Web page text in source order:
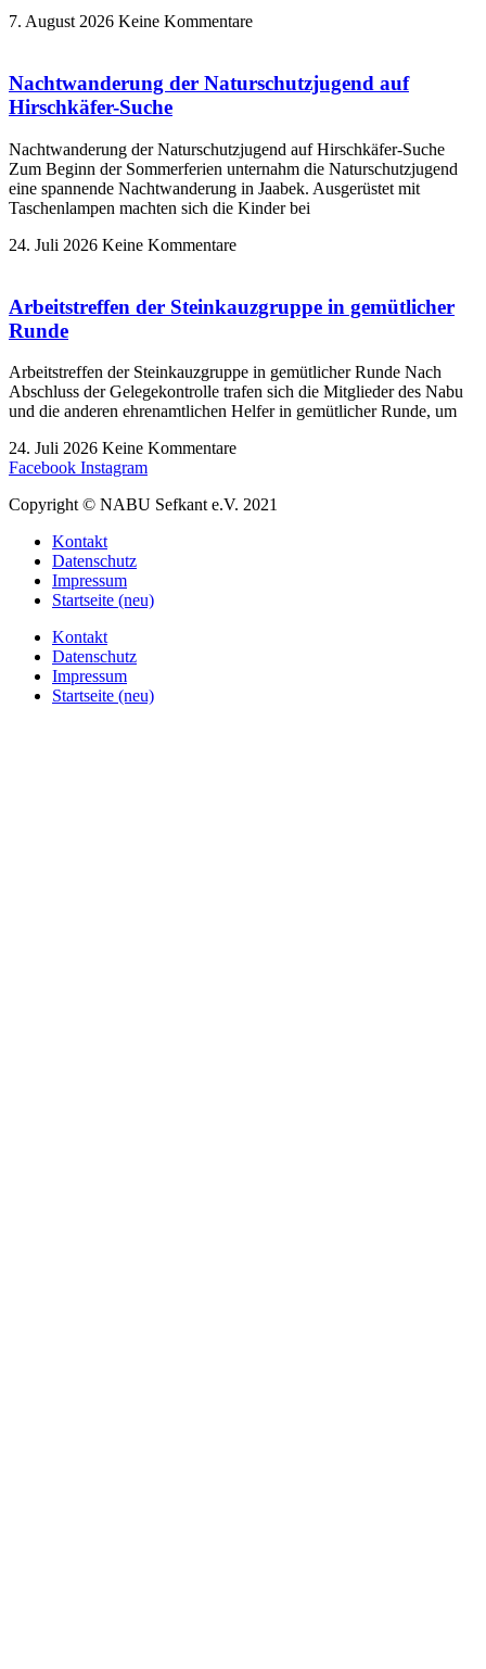
7. August 2026 Keine Kommentare
Nachtwanderung der Naturschutzjugend auf
Hirschkäfer-Suche
Nachtwanderung der Naturschutzjugend auf Hirschkäfer-Suche
Zum Beginn der Sommerferien unternahm die Naturschutzjugend
eine spannende Nachtwanderung in Jaabek. Ausgerüstet mit
Taschenlampen machten sich die Kinder bei
24. Juli 2026 Keine Kommentare
Arbeitstreffen der Steinkauzgruppe in gemütlicher
Runde
Arbeitstreffen der Steinkauzgruppe in gemütlicher Runde Nach
Abschluss der Gelegekontrolle trafen sich die Mitglieder des Nabu
und die anderen ehrenamtlichen Helfer in gemütlicher Runde, um
24. Juli 2026 Keine Kommentare
Facebook Instagram
Copyright © NABU Sefkant e.V. 2021
Kontakt
Datenschutz
Impressum
Startseite (neu)
Kontakt
Datenschutz
Impressum
Startseite (neu)